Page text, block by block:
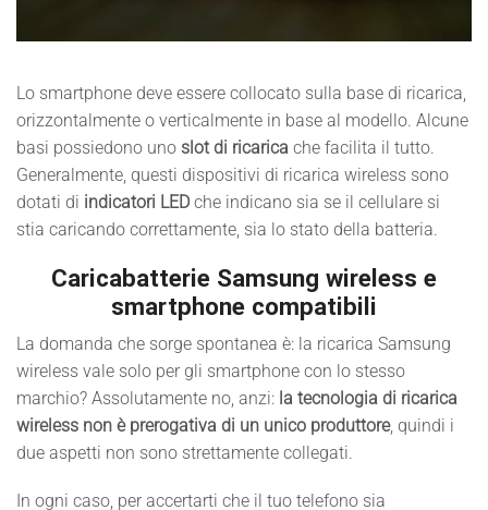
Lo smartphone deve essere collocato sulla base di ricarica,
orizzontalmente o verticalmente in base al modello. Alcune
basi possiedono uno slot di ricarica che facilita il tutto.
Generalmente, questi dispositivi di ricarica wireless sono
dotati di indicatori LEDche indicano sia se il cellulare si
stia caricando correttamente, sia lo stato della batteria.
Caricabatterie Samsung wireless e
smartphone compatibili
La domanda che sorge spontanea è: la ricarica Samsung
wireless vale solo per gli smartphone con lo stesso
marchio? Assolutamente no, anzi: la tecnologia di ricarica
wireless non è prerogativa di un unico produttore, quindi i
due aspetti non sono strettamente collegati.
In ogni caso, per accertarti che il tuo telefono sia